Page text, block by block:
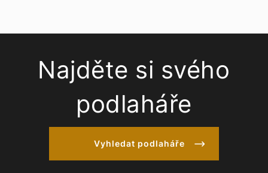
Najděte si svého
podlaháře
Vyhledat podlaháře